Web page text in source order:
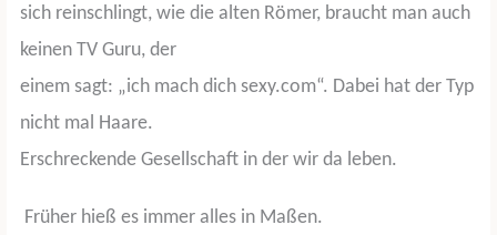
sich reinschlingt, wie die alten Römer, braucht man auch
keinen TV Guru, der
einem sagt: „ich mach dich sexy.com“. Dabei hat der Typ
nicht mal Haare.
Erschreckende Gesellschaft in der wir da leben.
Früher hieß es immer alles in Maßen.